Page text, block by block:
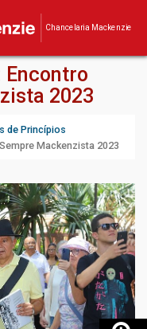
Chancelaria Mackenzie
Encontro
2023
de Princípios
Mackenzista 2023